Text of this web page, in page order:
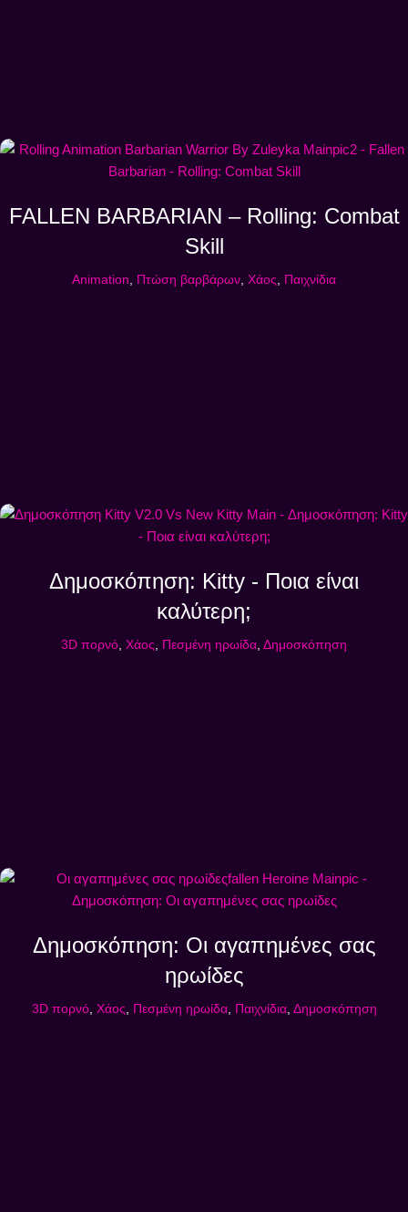
FALLEN BARBARIAN – Rolling: Combat
Skill
Animation, Πτώση βαρβάρων, Χάος, Παιχνίδια
Δημοσκόπηση: Kitty - Ποια είναι
καλύτερη;
3D πορνό Χάος Πεσμένη ηρωίδα Δημοσκόπηση
Δημοσκόπηση: Οι αγαπημένες σας
ηρωίδες
3D πορνό, Χάος Πεσμένη ηρωίδα, Παιχνίδια, Δημοσκόπηση